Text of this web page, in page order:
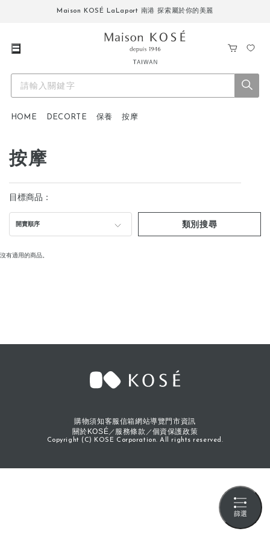
Maison KOSÉ LaLaport 南港 探索屬於你的美麗
HOME DECORTE 保養 按摩
篩選
按摩
目標商品：
開賣順序 類別搜尋
沒有適用的商品。
購物須知客服信箱網站導覽門市資訊
關於KOSÉ
服務條款 個資保護政策
Copyright (C) KOSE Corporation. All rights reserved.